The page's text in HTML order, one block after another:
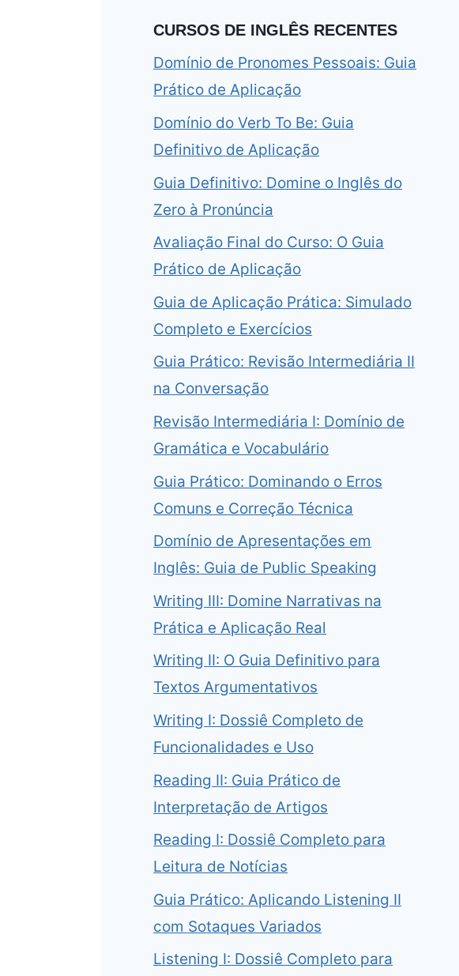
CURSOS DE INGLÊS RECENTES
Domínio de Pronomes Pessoais: Guia
Prático de Aplicação
Domínio do Verb To Be: Guia
Definitivo de Aplicação
Guia Definitivo: Domine o Inglês do
Zero à Pronúncia
Avaliação Final do Curso: O Guia
Prático de Aplicação
Guia de Aplicação Prática: Simulado
Completo e Exercícios
Guia Prático: Revisão Intermediária II
na Conversação
Revisão Intermediária I: Domínio de
Gramática e Vocabulário
Guia Prático: Dominando o Erros
Comuns e Correção Técnica
Domínio de Apresentações em
Inglês: Guia de Public Speaking
Writing III: Domine Narrativas na
Prática e Aplicação Real
Writing II: O Guia Definitivo para
Textos Argumentativos
Writing I: Dossiê Completo de
Funcionalidades e Uso
Reading II: Guia Prático de
Interpretação de Artigos
Reading I: Dossiê Completo para
Leitura de Notícias
Guia Prático: Aplicando Listening II
com Sotaques Variados
Listening I: Dossiê Completo para